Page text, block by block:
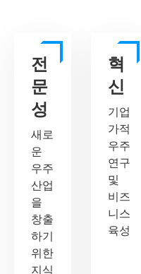
전
문
성
새로
운
우주
산업
을
창출
하기
위한
지식
혁
신
기업
가적
우주
연구
및
비즈
니스
육성